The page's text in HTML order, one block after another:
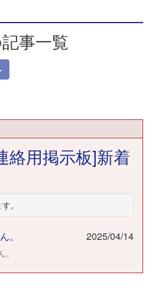
事一覧
絡用掲示板]新着
。
。 2025/04/14